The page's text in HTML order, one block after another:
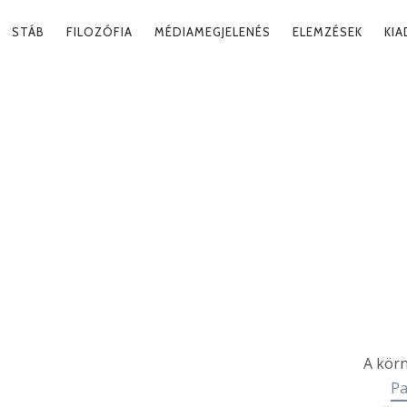
STÁB FILOZÓFIA MÉDIAMEGJELENÉS ELEMZÉSEK
A